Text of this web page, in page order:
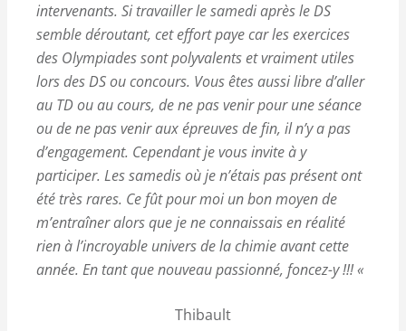
intervenants. Si travailler le samedi après le DS
semble déroutant, cet effort paye car les exercices
des Olympiades sont polyvalents et vraiment utiles
lors des DS ou concours. Vous êtes aussi libre d’aller
au TD ou au cours, de ne pas venir pour une séance
ou de ne pas venir aux épreuves de fin, il n’y a pas
d’engagement. Cependant je vous invite à y
participer. Les samedis où je n’étais pas présent ont
été très rares. Ce fût pour moi un bon moyen de
m’entraîner alors que je ne connaissais en réalité
rien à l’incroyable univers de la chimie avant cette
année. En tant que nouveau passionné, foncez-y !!! «
Thibault